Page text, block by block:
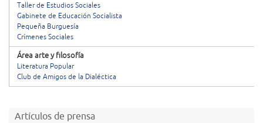
Taller de Estudios Sociales
Gabinete de Educación Socialista
Pequeña Burguesía
Crímenes Sociales
Área arte y filosofía
Literatura Popular
Club de Amigos de la Dialéctica
Artículos de prensa